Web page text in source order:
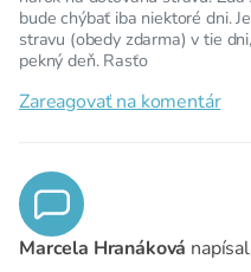
bude chýbať iba niektoré dni.
stravu (obedy zdarma) v tie
pekný deň. Rasťo
Zareagovať na komentár
Marcela Hranáková